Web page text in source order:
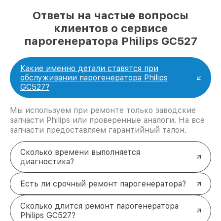
Ответы на частые вопросы
клиентов о сервисе
парогенератора Philips GC527
Какие именно детали ставятся при
обслуживании парогенератора Philips
GC527?
Мы используем при ремонте только заводские
запчасти Philips или проверенные аналоги. На все
запчасти предоставляем гарантийный талон.
Сколько времени выполняется
диагностика?
Есть ли срочный ремонт парогенератора?
Сколько длится ремонт парогенератора
Philips GC527?